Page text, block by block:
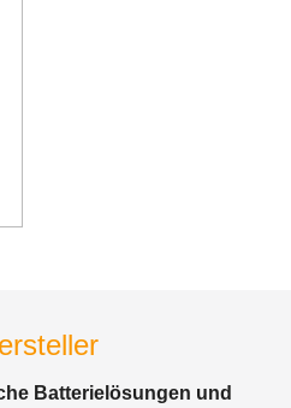
Batterielösungen und